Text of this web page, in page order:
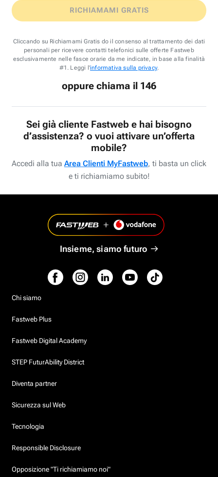
RICHIAMAMI GRATIS
Cliccando su Richiamami Gratis do il consenso al trattamento dei dati
personali per ricevere contatti telefonici sulle offerte Fastweb
esclusivamente nelle fasce orarie da me indicate, in base alla finalità
#1. Leggi l'informativa sulla privacy.
oppure chiama il 146
Sei già cliente Fastweb e hai bisogno
d’assistenza? o vuoi attivare un’offerta
mobile?
Accedi alla tua Area Clienti MyFastweb, ti basta un click
e ti richiamiamo subito!
Insieme, siamo futuro
Chi siamo
Fastweb Plus
Fastweb Digital Academy
STEP FuturAbility District
Diventa partner
Sicurezza sul Web
Tecnologia
Responsible Disclosure
Opposizione "Ti richiamiamo noi"